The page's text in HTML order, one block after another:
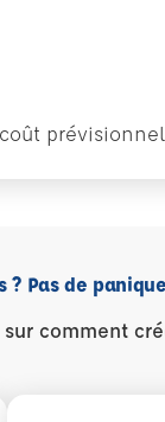
? Pas de
comment